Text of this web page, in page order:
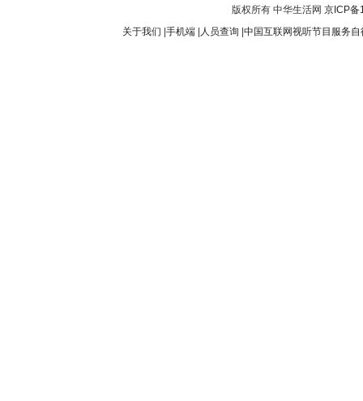
版权所有 中华生活网 京ICP
关于我们 手机端 人员查询 中国互联网视听节目服务自